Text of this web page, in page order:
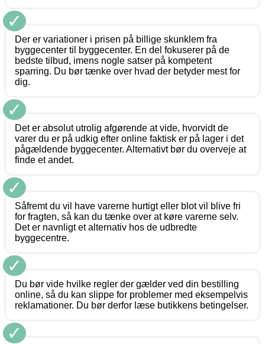
✓
Der er variationer i prisen på billige skunklem fra
byggecenter til byggecenter. En del fokuserer på de
bedste tilbud, imens nogle satser på kompetent
sparring. Du bør tænke over hvad der betyder mest for
dig.
✓
Det er absolut utrolig afgørende at vide, hvorvidt de
varer du er på udkig efter online faktisk er på lager i det
pågældende byggecenter. Alternativt bør du overveje at
finde et andet.
✓
Såfremt du vil have varerne hurtigt eller blot vil blive fri
for fragten, så kan du tænke over at køre varerne selv.
Det er navnligt et alternativ hos de udbredte
byggecentre.
✓
Du bør vide hvilke regler der gælder ved din bestilling
online, så du kan slippe for problemer med eksempelvis
reklamationer. Du bør derfor læse butikkens betingelser.
✓